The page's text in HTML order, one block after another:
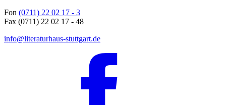
Fon (0711) 22 02 17 - 3
Fax (0711) 22 02 17 - 48
info@literaturhaus-stuttgart.de